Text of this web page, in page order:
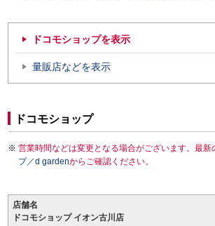
ドコモショップを表示
量販店などを表示
ドコモショップ
営業時間などは変更となる場合がございます。最新
プ／d gardenからご確認ください。
店舗名
ドコモショップ イオン古川店